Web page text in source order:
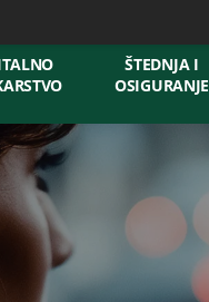
ŠTEDNJA I
OSIGURANJE